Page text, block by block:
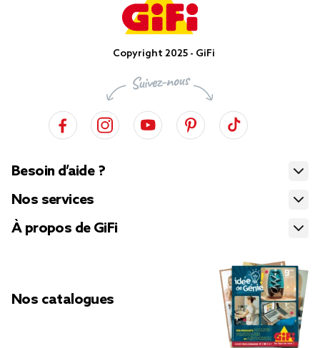
Copyright 2025 - GiFi
Besoin d’aide ?
Nos services
À propos de GiFi
Nos catalogues